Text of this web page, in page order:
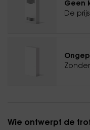
Geen
De
Wie ontwerpt de